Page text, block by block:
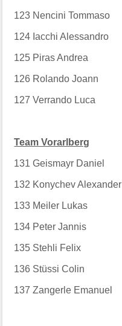
123 Nencini Tommaso
124 Iacchi Alessandro
125 Piras Andrea
126 Rolando Joann
127 Verrando Luca
Team Vorarlberg
131 Geismayr Daniel
132 Konychev Alexander
133 Meiler Lukas
134 Peter Jannis
135 Stehli Felix
136 Stüssi Colin
137 Zangerle Emanuel